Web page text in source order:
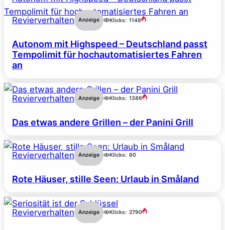
Revierverhalten Anzeige Klicks: 1148
Autonom mit Highspeed – Deutschland passt
Tempolimit für hochautomatisiertes Fahren
an
Revierverhalten Anzeige Klicks: 1386
Das etwas andere Grillen – der Panini Grill
Revierverhalten Anzeige Klicks: 60
Rote Häuser, stille Seen: Urlaub in Småland
Revierverhalten Anzeige Klicks: 2790